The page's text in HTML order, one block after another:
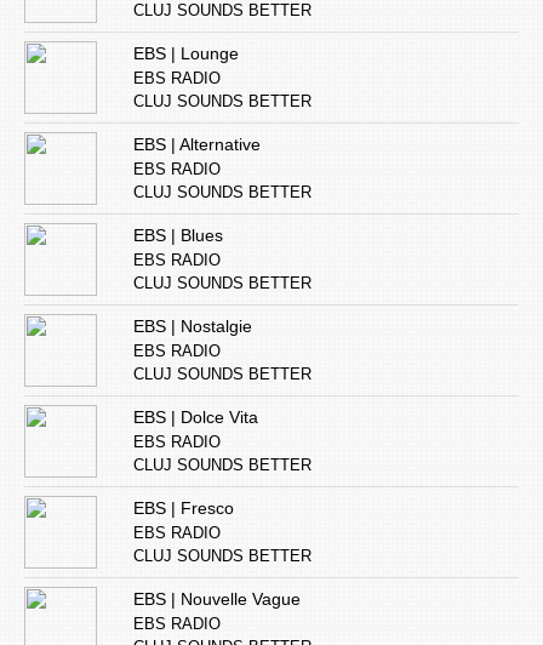
CLUJ SOUNDS BETTER
EBS | Lounge
EBS RADIO
CLUJ SOUNDS BETTER
EBS | Alternative
EBS RADIO
CLUJ SOUNDS BETTER
EBS | Blues
EBS RADIO
CLUJ SOUNDS BETTER
EBS | Nostalgie
EBS RADIO
CLUJ SOUNDS BETTER
EBS | Dolce Vita
EBS RADIO
CLUJ SOUNDS BETTER
EBS | Fresco
EBS RADIO
CLUJ SOUNDS BETTER
EBS | Nouvelle Vague
EBS RADIO